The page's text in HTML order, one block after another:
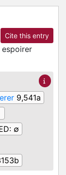
Cite this entry
espoirer
9,541a
∅